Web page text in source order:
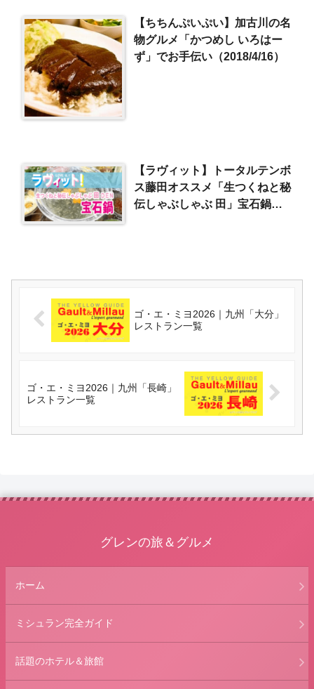
【ちちんぷいぷい】加古川の名
物グルメ「かつめし いろはー
ず」でお手伝い（2018/4/16）
【ラヴィット】トータルテンボ
ス藤田オススメ「生つくねと秘
伝しゃぶしゃぶ 田」宝石鍋
ゴ・エ・ミヨ2026｜九州「大分」
レストラン一覧
ゴ・エ・ミヨ2026｜九州「長崎」
レストラン一覧
グレンの旅＆グルメ
ホーム
ミシュラン完全ガイド
話題のホテル＆旅館